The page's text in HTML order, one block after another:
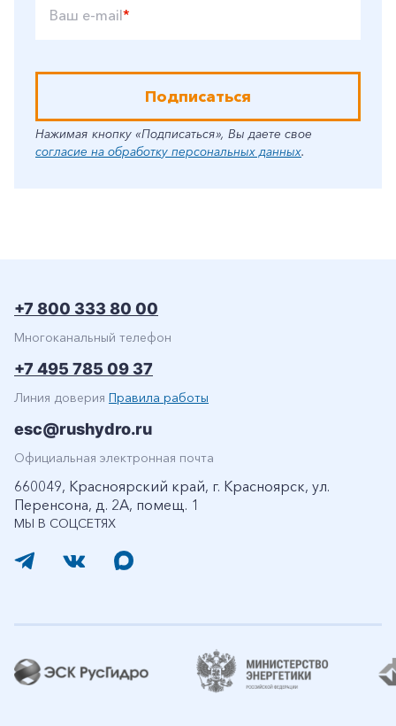
Ваш e-mail*
Подписаться
Нажимая кнопку «Подписаться», Вы даете свое
согласие на обработку персональных данных.
МЫ В СОЦСЕТЯХ
+7 800 333 80 00
Многоканальный телефон
+7 495 785 09 37
Линия доверия Правила работы
esc@rushydro.ru
Официальная электронная почта
660049, Красноярский край, г. Красноярск, ул.
Перенсона, д. 2А, помещ. 1